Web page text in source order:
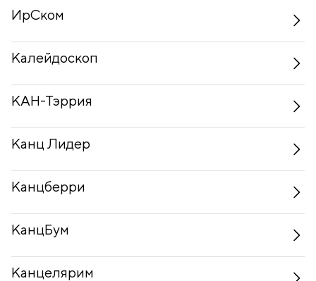
ИрСком
Калейдоскоп
КАН-Тэррия
Канц Лидер
Канцберри
КанцБум
Канцелярим